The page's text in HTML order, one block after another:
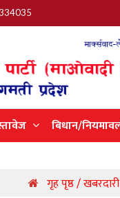
बिधान/
गृह पृष्ठ /